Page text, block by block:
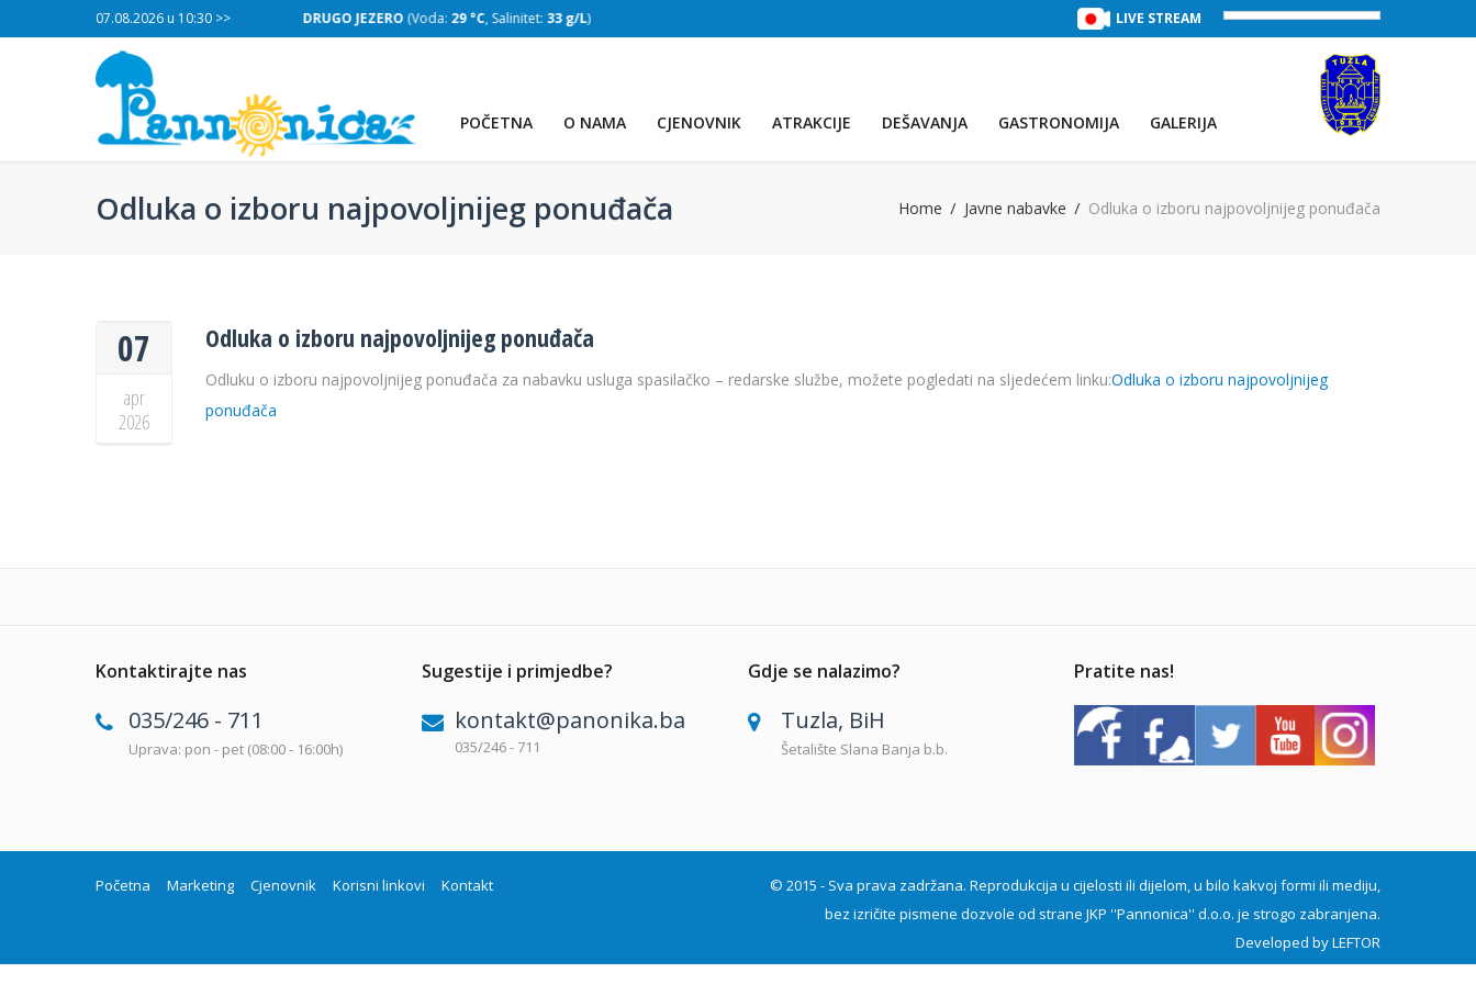
07.08.2026 u 10:30 >>
, Salinitet:32 g/L) DRUGO JEZERO (Voda:29 °C, Salinitet:33 g/L) TREĆE JEZERO (Voda:29 °C, Salinitet:32 g/L)
LIVE STREAM
POČETNA O NAMA CJENOVNIK ATRAKCIJE DEŠAVANJA GASTRONOMIJA GALERIJA
Odluka o izboru najpovoljnijeg ponuđača Home Javne nabavke Odluka o izboru najpovoljnijeg ponuđača
07
apr
2026
Odluka o izboru najpovoljnijeg ponuđača
Odluku o izboru najpovoljnijeg ponuđača za nabavku usluga spasilačko – redarske službe, možete pogledati na sljedećem linku:Odluka o izboru najpovoljnijeg
ponuđača
Kontaktirajte nas
035/246 - 711
Uprava: pon - pet (08:00 - 16:00h)
Sugestije i primjedbe?
kontakt@panonika.ba
035/246 - 711
Gdje se nalazimo?
Tuzla, BiH
Šetalište Slana Banja b.b.
Pratite nas!
Početna Marketing Cjenovnik Korisni linkovi Kontakt
© 2015 - Sva prava zadržana. Reprodukcija u cijelosti ili dijelom, u bilo kakvoj formi ili mediju,
bez izričite pismene dozvole od strane JKP ''Pannonica'' d.o.o. je strogo zabranjena.
Developed byLEFTOR